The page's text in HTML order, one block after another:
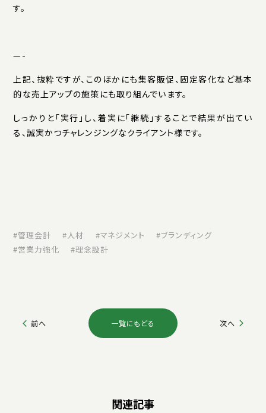
す。
—-
上記、抜粋ですが、このほかにも集客販促、固定客化など基本
的な売上アップの施策にも取り組んでいます。
しっかりと「実行」し、着実に「継続」することで結果が出てい
る、誠実かつチャレンジングなクライアント様です。
管理会計 人材 マネジメント
ブランディング
営業力強化
理念設計
前へ 一覧にもどる 次へ
関連記事